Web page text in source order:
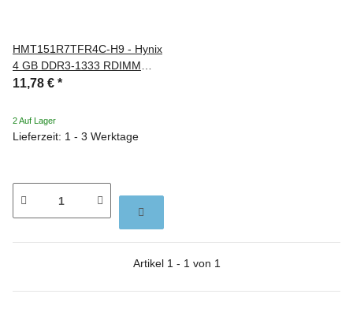
HMT151R7TFR4C-H9 - Hynix
4 GB DDR3-1333 RDIMM
PC3-10600R 2Rx4
11,78 € *
2 Auf Lager
Lieferzeit: 1 - 3 Werktage
Artikel 1 - 1 von 1